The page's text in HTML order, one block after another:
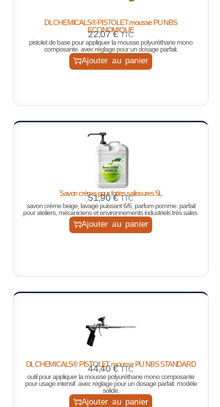
DL CHEMICALS® PISTOLET mousse PU NBS
ECONOMIQUE
22,07€ TTC
pistolet de base pour appliquer la mousse polyuréthane mono
composante. avec réglage pour un dosage parfait.
Ajouter au panier
Savon crème pour fortes salissures 5L
51,90€ TTC
savon crème beige, lavage puissant 6/6, parfum pomme. parfait
pour ateliers, mécaniciens et environnements industriels très sales.
Ajouter au panier
DL CHEMICALS® PISTOLET mousse PU NBS STANDARD
44,40€ TTC
outil pour appliquer la mousse polyuréthane mono composante
pour usage intensif. avec réglage pour un dosage parfait. modèle
solide.
Ajouter au panier